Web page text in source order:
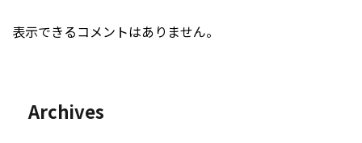
表示できるコメントはありません。
Archives